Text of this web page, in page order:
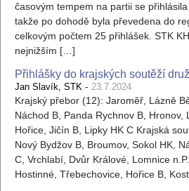
časovým tempem na partii se
takže po dohodě byla převedena do
celkovým počtem 25 přihlášek. STK
nejnižším […]
Přihlášky do krajských soutěží
Jan Slavík, STK - 23.7.2024
Krajský přebor (12): Jaroměř, Lázně
Náchod B, Panda Rychnov B, Hronov,
Hořice, Jičín B, Lipky HK C Krajská
Nový Bydžov B, Broumov, Sokol HK,
C, Vrchlabí, Dvůr Králové, Lomnice
Hostinné, Třebechovice, Hořice B,